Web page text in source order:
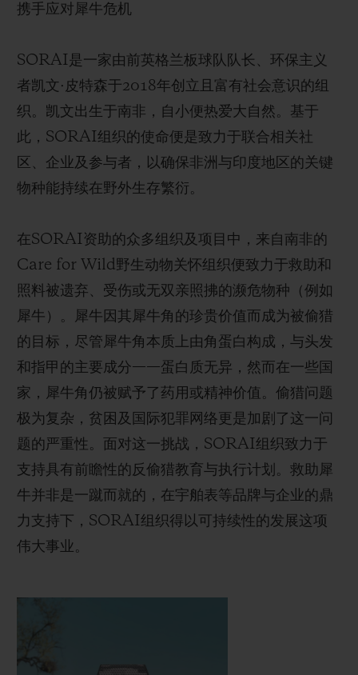
兽”（非洲狮、非洲象、非洲水牛、非洲豹和黑犀）
统的健康与平衡至关重要。
尽管SORAI组织及其合作伙伴通过不懈努力，显
著提升了公众对犀牛生存困境的担忧意识，在物种
保护方面也做出卓越贡献，但犀牛的生存危机依旧
严峻。据世界自然基金会（WWF）统计，20世纪
于偷猎和栖息地丧失的双重打击，这一数字已锐减
至仅27,000头，犀牛及其他关键野生动物物种的生
存面临严重威胁。黑犀、爪哇犀和苏门答腊犀均被
列为极度濒危物种。
得益于SORAI组织支持的保护项目及“同心守犀，
改变世界”理念带来的积极影响，印度犀数量成功从
20世纪初的约200头增长至如今的约4,000头，黑
犀的数量也在过去二十年间翻了一倍。宇舶表对能
够支持SORAI组织，助力各保护机构继续开展保
护犀牛这项伟大事业，进而为生态环境带来积极影
响，深感荣幸。
携手应对犀牛危机
SORAI是一家由前英格兰板球队队长、环保主义
者凯文·皮特森于2018年创立且富有社会意识的组
织。凯文出生于南非，自小便热爱大自然。基于
此，SORAI组织的使命便是致力于联合相关社
区、企业及参与者，以确保非洲与印度地区的关键
物种能持续在野外生存繁衍。
在SORAI资助的众多组织及项目中，来自南非的
Care for Wild野生动物关怀组织便致力于救助和
照料被遗弃、受伤或无双亲照拂的濒危物种（例如
犀牛）。犀牛因其犀牛角的珍贵价值而成为被偷猎
的目标，尽管犀牛角本质上由角蛋白构成，与头发
和指甲的主要成分——蛋白质无异，然而在一些国
家，犀牛角仍被赋予了药用或精神价值。偷猎问题
极为复杂，贫困及国际犯罪网络更是加剧了这一问
题的严重性。面对这一挑战，SORAI组织致力于
支持具有前瞻性的反偷猎教育与执行计划。救助犀
牛并非是一蹴而就的，在宇舶表等品牌与企业的鼎
力支持下，SORAI组织得以可持续性的发展这项
伟大事业。